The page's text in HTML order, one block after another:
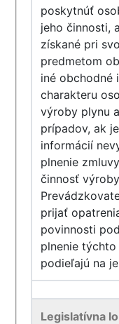
poskytnúť
jeho činnosti,
získané pri
predmetom
iné obchodné
charakteru
výroby plynu
prípadov, ak
informácií
plnenie
činnosť
prijať
povinnosti
plnenie
podieľajú na
Legislatívna